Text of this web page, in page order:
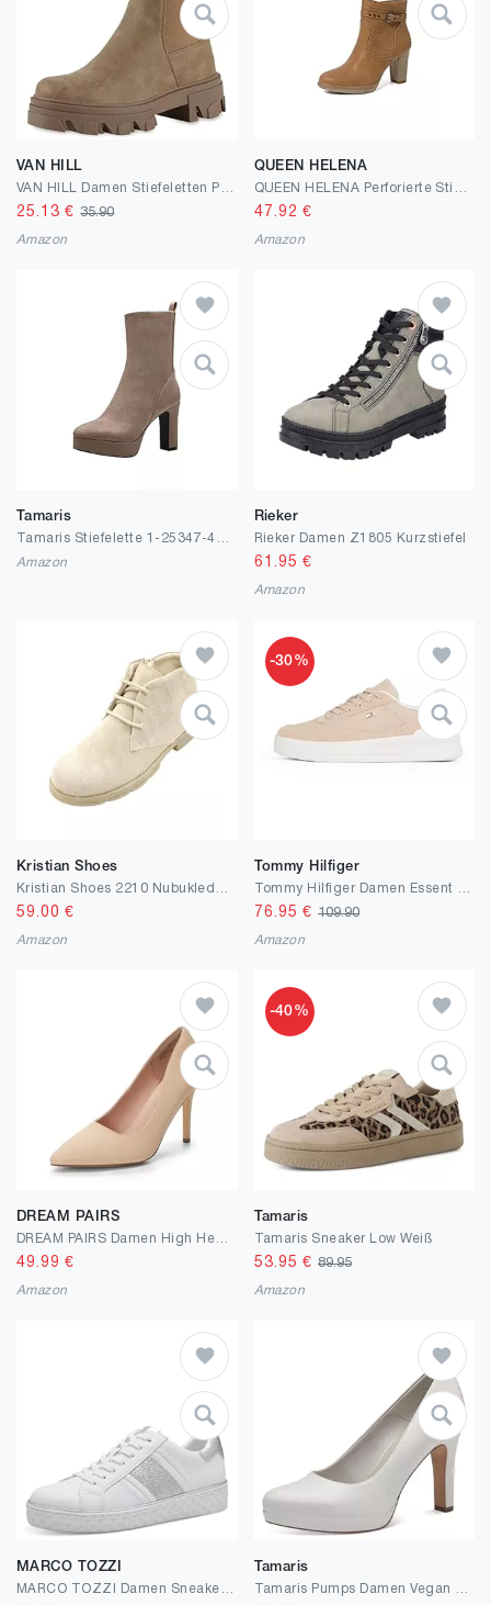
VAN HILL
25.13 €35.90
Amazon
QUEEN HELENA
47.92 €
Amazon
Tamaris
Amazon
Rieker
Rieker Damen Z1805 Kurzstiefel
61.95 €
Amazon
Kristian Shoes
59.00 €
Amazon
-30%
Tommy Hilfiger
76.95 € 109.90
Amazon
DREAM PAIRS
49.99 €
Amazon
-40%
Tamaris
Tamaris Sneaker Low Weiß
53.95 € 89.95
Amazon
MARCO TOZZI
Tamaris